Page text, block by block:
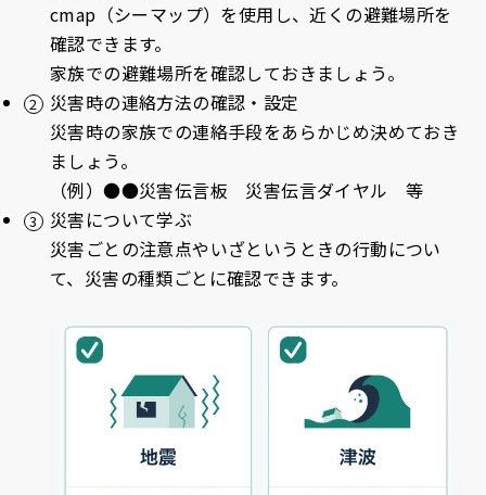
cmap（シーマップ）を使用し、近くの避難場所を
確認できます。
家族での避難場所を確認しておきましょう。
災害時の連絡方法の確認・設定
災害時の家族での連絡手段をあらかじめ決めておき
ましょう。
（例）●●災害伝言板 災害伝言ダイヤル 等
災害について学ぶ
災害ごとの注意点やいざというときの行動につい
て、災害の種類ごとに確認できます。